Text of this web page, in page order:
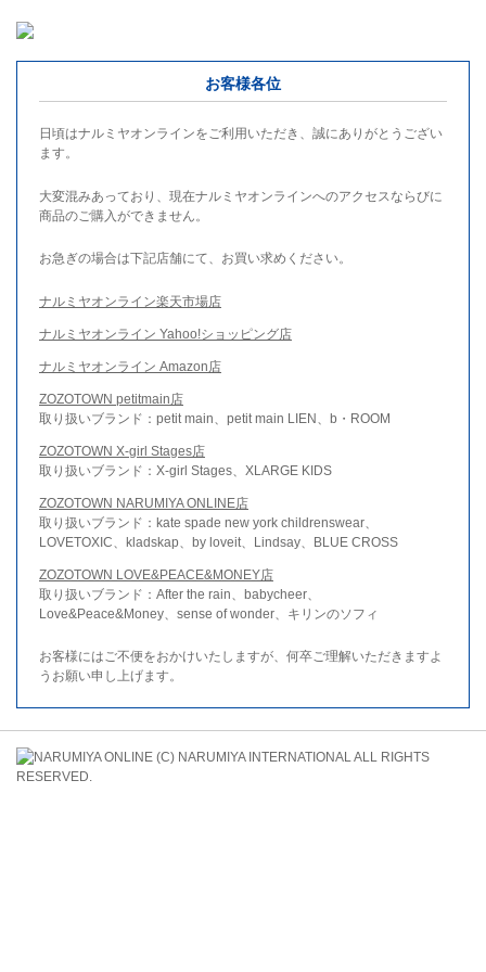
お客様各位
日頃はナルミヤオンラインをご利用いただき、誠にありがとうござい
ます。
大変混みあっており、現在ナルミヤオンラインへのアクセスならびに
商品のご購入ができません。
お急ぎの場合は下記店舗にて、お買い求めください。
ナルミヤオンライン楽天市場店
ナルミヤオンライン Yahoo!ショッピング店
ナルミヤオンライン Amazon店
ZOZOTOWN petitmain店
取り扱いブランド：petit main、petit main LIEN、b・ROOM
ZOZOTOWN X-girl Stages店
取り扱いブランド：X-girl Stages、XLARGE KIDS
ZOZOTOWN NARUMIYA ONLINE店
取り扱いブランド：kate spade new york childrenswear、
LOVETOXIC、kladskap、by loveit、Lindsay、BLUE CROSS
ZOZOTOWN LOVE&PEACE&MONEY店
取り扱いブランド：After the rain、babycheer、
Love&Peace&Money、sense of wonder、キリンのソフィ
お客様にはご不便をおかけいたしますが、何卒ご理解いただきますよ
うお願い申し上げます。